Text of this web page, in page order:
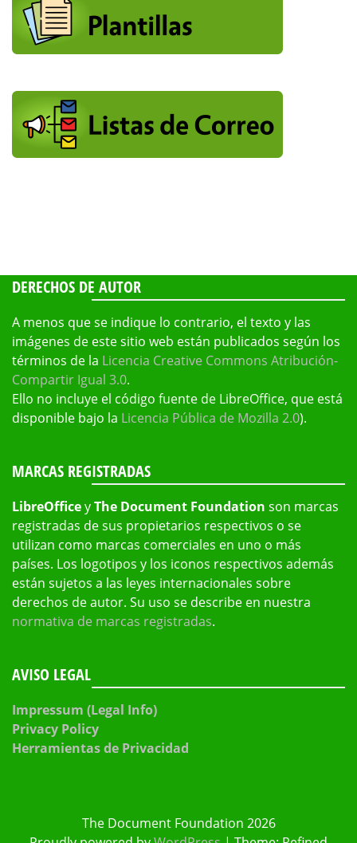
DERECHOS DE AUTOR
A menos que se indique lo contrario, el texto y las
imágenes de este sitio web están publicados según los
términos de la Licencia Creative Commons Atribución-
Compartir Igual 3.0.
Ello no incluye el código fuente de LibreOffice, que está
disponible bajo la Licencia Pública de Mozilla 2.0).
MARCAS REGISTRADAS
LibreOfficeyThe Document Foundation son marcas
registradas de sus propietarios respectivos o se
utilizan como marcas comerciales en uno o más
países. Los logotipos y los iconos respectivos además
están sujetos a las leyes internacionales sobre
derechos de autor. Su uso se describe en nuestra
normativa de marcas registradas.
AVISO LEGAL
Impressum (Legal Info)
Privacy Policy
Herramientas de Privacidad
The Document Foundation 2026